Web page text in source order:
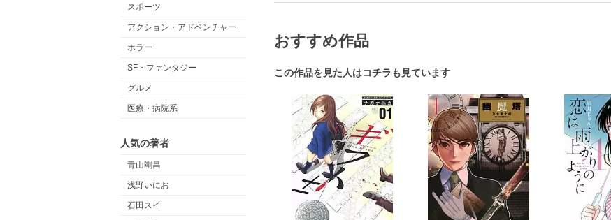
スポーツ
アクション・アドベンチャー
ホラー
SF・ファンタジー
グルメ
医療・病院系
人気の著者
青山剛昌
浅野いにお
石田スイ
おすすめ作品
この作品を見た人はコチラも見ています